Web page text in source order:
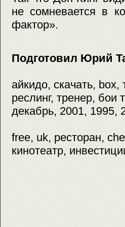
не сомневается в
фактор».
Подготовил Юрий
айкидо, скачать,
реслинг, тренер, бои
декабрь, 2001, 1995,
free, uk, ресторан,
кинотеатр,